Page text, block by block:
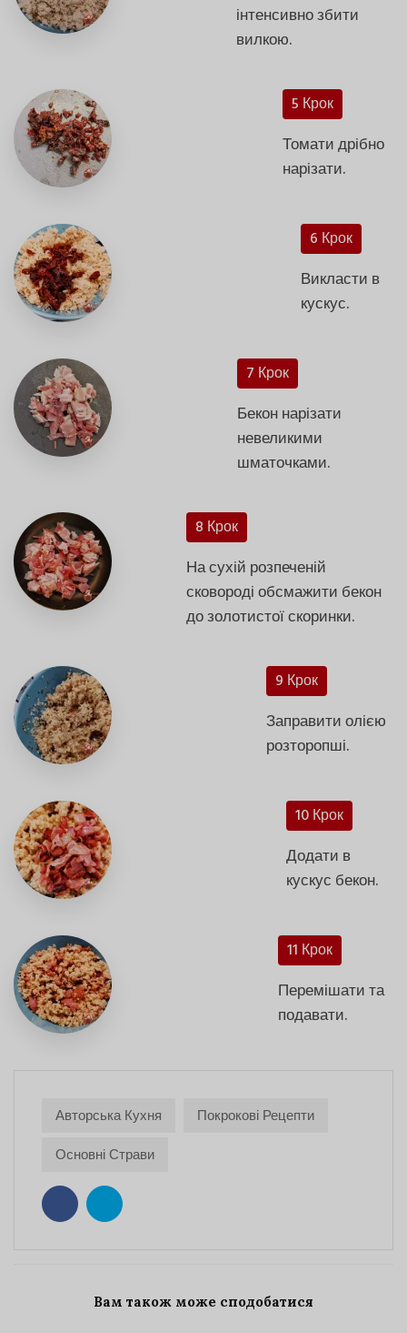
інтенсивно збити
вилкою.
5 Крок
Томати дрібно
нарізати.
6 Крок
Викласти в
кускус.
7 Крок
Бекон нарізати
невеликими
шматочками.
8 Крок
На сухій розпеченій
сковороді обсмажити бекон
до золотистої скоринки.
9 Крок
Заправити олією
розторопші.
10 Крок
Додати в
кускус бекон.
11 Крок
Перемішати та
подавати.
Авторська Кухня
Покрокові Рецепти
Основні Страви
Вам також може сподобатися